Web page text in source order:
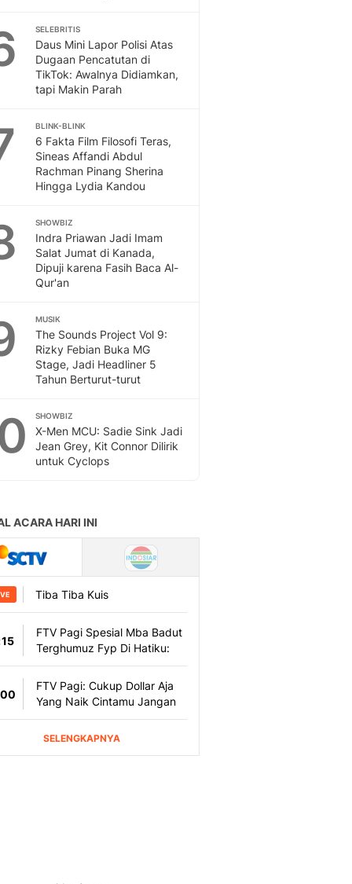
SELEBRITIS
Daus Mini Lapor Polisi Atas
Dugaan Pencatutan di
TikTok: Awalnya Didiamkan,
tapi Makin Parah
BLINK-BLINK
6 Fakta Film Filosofi Teras,
Sineas Affandi Abdul
Rachman Pinang Sherina
Hingga Lydia Kandou
SHOWBIZ
Indra Priawan Jadi Imam
Salat Jumat di Kanada,
Dipuji karena Fasih Baca Al-
Qur'an
MUSIK
The Sounds Project Vol 9:
Rizky Febian Buka MG
Stage, Jadi Headliner 5
Tahun Berturut-turut
SHOWBIZ
X-Men MCU: Sadie Sink Jadi
Jean Grey, Kit Connor Dilirik
untuk Cyclops